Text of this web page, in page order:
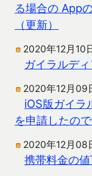
る場合の App
（更新）
2020年12月10
ガイラルデ
2020年12月09
iOS版ガイラ
を申請したの
2020年12月08
携帯料金の